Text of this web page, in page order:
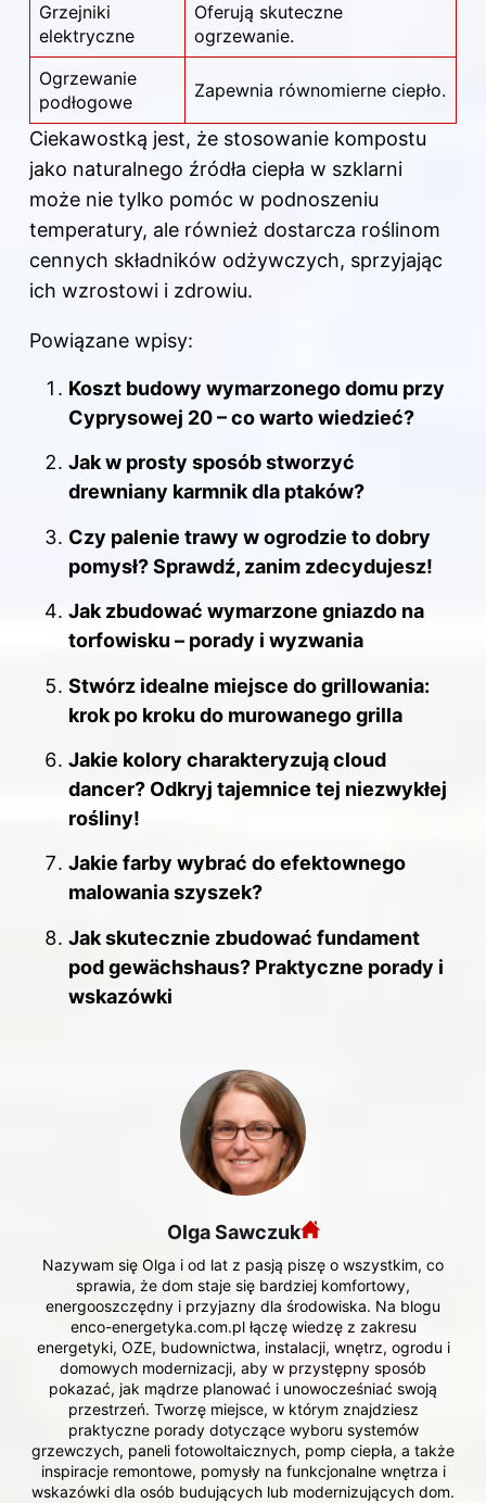
Grzejniki
elektryczne
Oferują skuteczne
ogrzewanie.
Ogrzewanie
podłogowe
Zapewnia równomierne ciepło.
Ciekawostką jest, że stosowanie kompostu
jako naturalnego źródła ciepła w szklarni
może nie tylko pomóc w podnoszeniu
temperatury, ale również dostarcza roślinom
cennych składników odżywczych, sprzyjając
ich wzrostowi i zdrowiu.
Powiązane wpisy:
Koszt budowy wymarzonego domu przy
Cyprysowej 20 – co warto wiedzieć?
Jak w prosty sposób stworzyć
drewniany karmnik dla ptaków?
Czy palenie trawy w ogrodzie to dobry
pomysł? Sprawdź, zanim zdecydujesz!
Jak zbudować wymarzone gniazdo na
torfowisku – porady i wyzwania
Stwórz idealne miejsce do grillowania:
krok po kroku do murowanego grilla
Jakie kolory charakteryzują cloud
dancer? Odkryj tajemnice tej niezwykłej
rośliny!
Jakie farby wybrać do efektownego
malowania szyszek?
Jak skutecznie zbudować fundament
pod gewächshaus? Praktyczne porady i
wskazówki
Olga Sawczuk
Nazywam się Olga i od lat z pasją piszę o wszystkim, co
sprawia, że dom staje się bardziej komfortowy,
energooszczędny i przyjazny dla środowiska. Na blogu
enco-energetyka.com.pl łączę wiedzę z zakresu
energetyki, OZE, budownictwa, instalacji, wnętrz, ogrodu i
domowych modernizacji, aby w przystępny sposób
pokazać, jak mądrze planować i unowocześniać swoją
przestrzeń. Tworzę miejsce, w którym znajdziesz
praktyczne porady dotyczące wyboru systemów
grzewczych, paneli fotowoltaicznych, pomp ciepła, a także
inspiracje remontowe, pomysły na funkcjonalne wnętrza i
wskazówki dla osób budujących lub modernizujących dom.